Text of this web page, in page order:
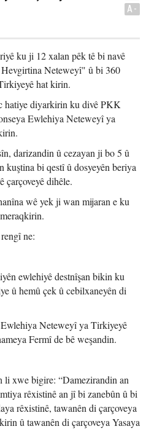
A-
ku ji 12 xalan pêk tê bi navê
Neteweyî" û bi 360
hat kirin.
hatiye diyarkirin ku divê PKK
Ewlehiya Neteweyî ya
darizandin û cezayan ji bo 5 û
kuştina bi qestî û dosyeyên beriya
çarçoveyê dihêle.
wê yek ji wan mijaran e ku
ne:
ewlehiyê destnîşan bikin ku
û hemû çek û cebilxaneyên di
Neteweyî ya Tirkiyeyê
Fermî de bê weşandin.
li xwe bigire: “Damezirandin an
rêxistinê an jî bi zanebûn û bi
rêxistinê, tawanên di çarçoveya
û tawanên di çarçoveya Yasaya